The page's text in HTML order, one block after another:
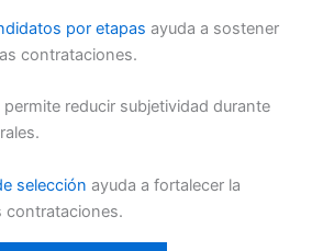
por etapas ayuda a sostener
contrataciones.
permite reducir subjetividad durante
selección ayuda a fortalecer la
contrataciones.